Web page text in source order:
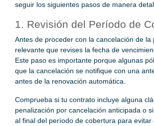
seguir los siguientes pasos de manera
1. Revisión del Período de
Antes de proceder con la cancelación de la
relevante que revises la fecha de
Este paso es importante porque algunas
que la cancelación se notifique con una
antes de la renovación automática.
Comprueba si tu contrato incluye alguna
penalización por cancelación anticipada o
al final del período de cobertura para evitar